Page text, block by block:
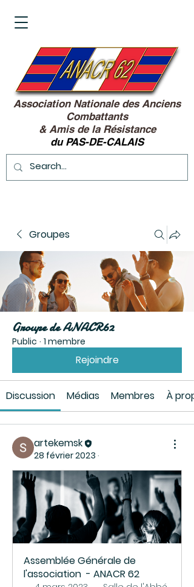
Association Nationale des Anciens
Combattants
& Amis de la Résistance
du PAS-DE-CALAIS
Groupes
Groupe de ANACR62
Public · 1 membre
Rejoindre
Discussion Médias Membres À
artekemsk
28 février 2023 ·
Assemblée Générale de
l'association  - ANACR 62